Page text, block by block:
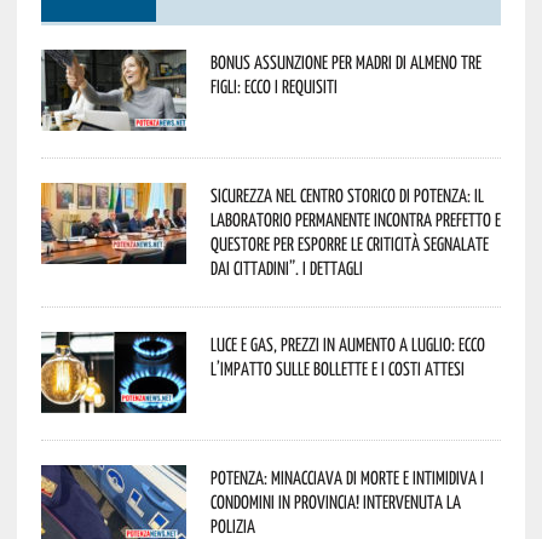
Bonus assunzione per madri di almeno tre
figli: ecco i requisiti
Sicurezza nel Centro Storico di Potenza: il
Laboratorio Permanente incontra Prefetto e
Questore per esporre le criticità segnalate
dai cittadini”. I dettagli
Luce e gas, prezzi in aumento a luglio: ecco
l’impatto sulle bollette e i costi attesi
Potenza: minacciava di morte e intimidiva i
condomini in provincia! Intervenuta la
Polizia